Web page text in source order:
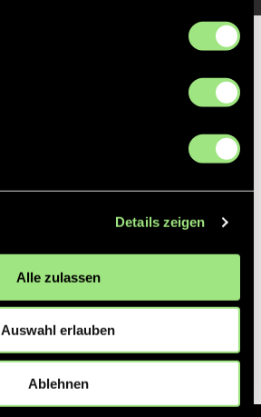
Details zeigen
Alle zulassen
Auswahl erlauben
Ablehnen